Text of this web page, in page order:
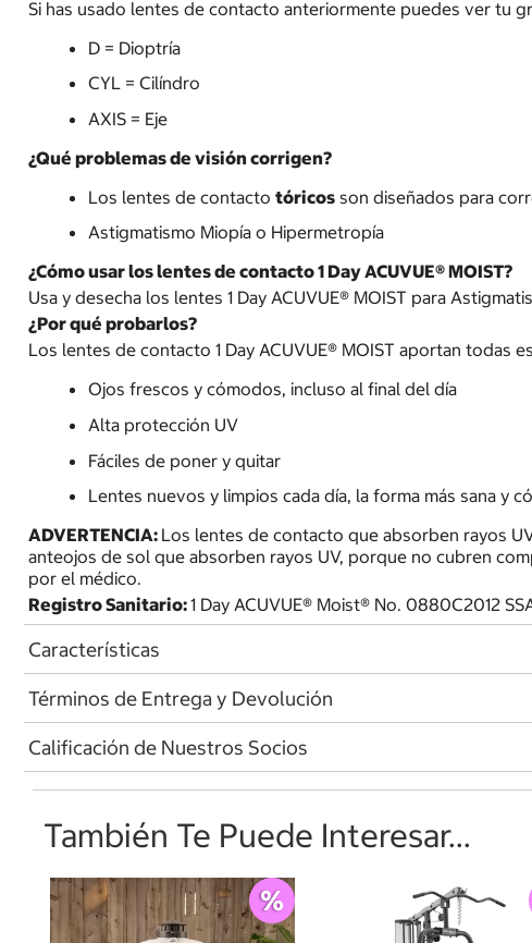
Si has usado lentes de contacto anteriormente puedes ver tu
D = Dioptría
CYL = Cilíndro
AXIS = Eje
¿Qué problemas de visión corrigen?
Los lentes de contactotóricos son diseñados para
Astigmatismo Miopía o Hipermetropía
¿Cómo usar los lentes de contacto 1 Day ACUVUE® MOIST?
Usa y desecha los lentes 1 Day ACUVUE® MOIST para
¿Por qué probarlos?
Los lentes de contacto 1 Day ACUVUE® MOIST aportan todas
Ojos frescos y cómodos, incluso al final del día
Alta protección UV
Fáciles de poner y quitar
Lentes nuevos y limpios cada día, la forma más sana y
ADVERTENCIA: Los lentes de contacto que absorben rayos
anteojos de sol que absorben rayos UV, porque no cubren
por el médico.
Registro Sanitario:1 Day ACUVUE® Moist® No. 0880C2012
Características
Términos de Entrega y Devolución
Calificación de Nuestros Socios
También Te Puede Interesar...